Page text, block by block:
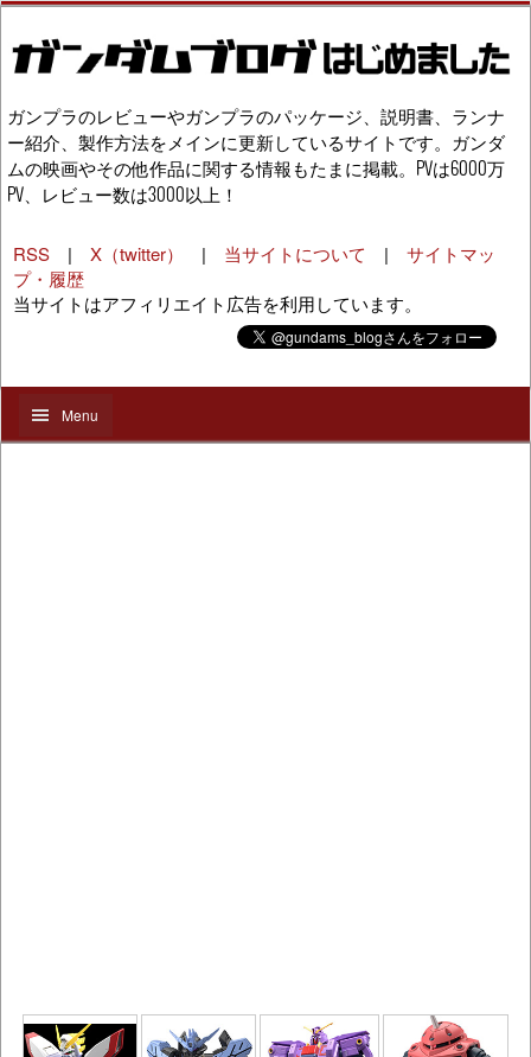
ガンプラのレビューやガンプラのパッケージ、説明書、ランナ
ー紹介、製作方法をメインに更新しているサイトです。ガンダ
ムの映画やその他作品に関する情報もたまに掲載。PVは6000万
PV、レビュー数は3000以上！
RSS | X（twitter） | 当サイトについて | サイトマッ
プ・履歴
当サイトはアフィリエイト広告を利用しています。
Menu